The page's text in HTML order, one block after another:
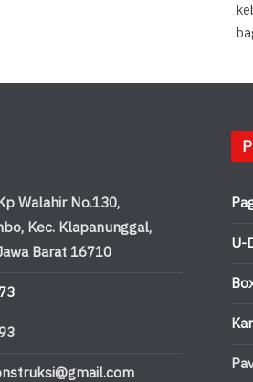
Walahir No.130,
Kec. Klapanunggal,
Barat 16710
U-